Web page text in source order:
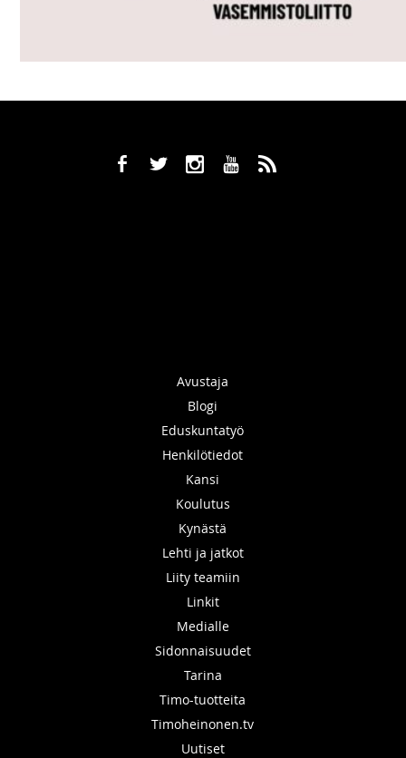
b a x r ,
Avustaja
Blogi
Eduskuntatyö
Henkilötiedot
Kansi
Koulutus
Kynästä
Lehti ja jatkot
Liity teamiin
Linkit
Medialle
Sidonnaisuudet
Tarina
Timo-tuotteita
Timoheinonen.tv
Uutiset